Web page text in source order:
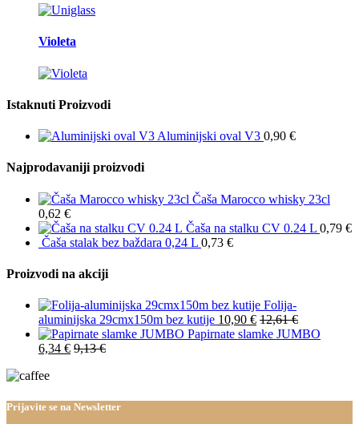
Violeta
Istaknuti Proizvodi
Aluminijski oval V3 0,90 €
Najprodavaniji proizvodi
Čaša Marocco whisky 23cl
0,62 €
Čaša na stalku CV 0.24 L 0,79 €
Čaša stalak bez baždara 0,24 L 0,73 €
Proizvodi na akciji
Folija-
aluminijska 29cmx150m bez kutije 10,90 € 12,61€
Papirnate slamke JUMBO
6,34 € 9,13€
Prijavite se na Newsletter